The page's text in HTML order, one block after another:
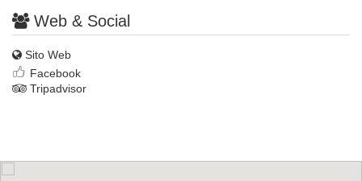
Web & Social
Sito Web
Facebook
Tripadvisor